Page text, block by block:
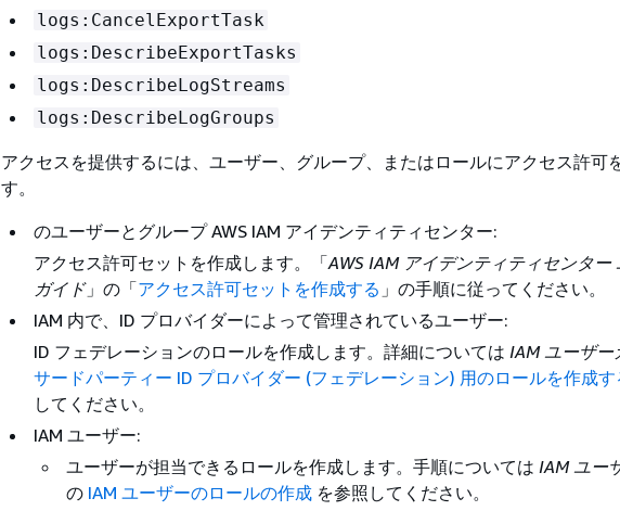
logs:CancelExportTask
logs:DescribeExportTasks
logs:DescribeLogStreams
logs:DescribeLogGroups
アクセスを提供するには、ユーザー、グループ、またはロールにアクセス許可
す。
のユーザーとグループ AWS IAM アイデンティティセンター:
アクセス許可セットを作成します。「AWS IAM アイデンティティセンター
ガイド」の「アクセス許可セットを作成する 」の手順に従ってください。
IAM 内で、ID プロバイダーによって管理されているユーザー:
ID フェデレーションのロールを作成します。詳細については IAM ユーザー
サードパーティー ID プロバイダー (フェデレーション) 用のロールを作成す
してください。
IAM ユーザー:
ユーザーが担当できるロールを作成します。手順については IAM ユー
の IAM ユーザーのロールの作成 を参照してください。